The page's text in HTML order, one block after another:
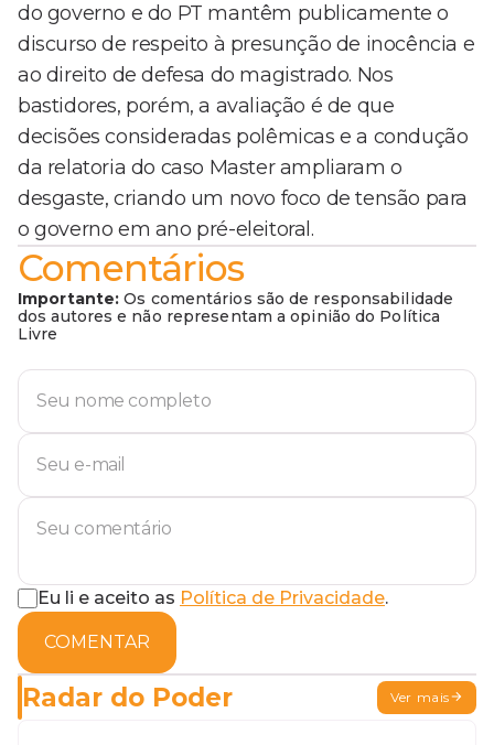
do governo e do PT mantêm publicamente o
discurso de respeito à presunção de inocência e
ao direito de defesa do magistrado. Nos
bastidores, porém, a avaliação é de que
decisões consideradas polêmicas e a condução
da relatoria do caso Master ampliaram o
desgaste, criando um novo foco de tensão para
o governo em ano pré-eleitoral.
Comentários
Importante: Os comentários são de responsabilidade
dos autores e não representam a opinião do Política
Livre
Eu li e aceito as Política de Privacidade.
COMENTAR
Radar do Poder Ver mais